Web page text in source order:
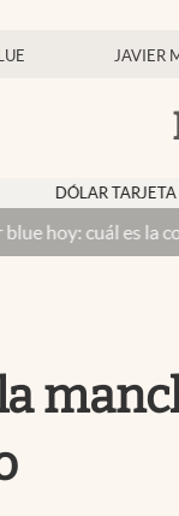
JAVIER
TARJETA $ 1976
es la cotización